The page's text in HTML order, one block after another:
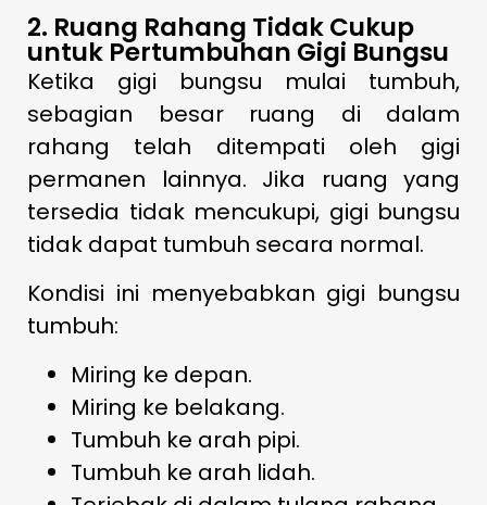
2. Ruang Rahang Tidak Cukup
untuk Pertumbuhan Gigi Bungsu
Ketika gigi bungsu mulai tumbuh,
sebagian besar ruang di dalam
rahang telah ditempati oleh gigi
permanen lainnya. Jika ruang yang
tersedia tidak mencukupi, gigi bungsu
tidak dapat tumbuh secara normal.
Kondisi ini menyebabkan gigi bungsu
tumbuh:
Miring ke depan.
Miring ke belakang.
Tumbuh ke arah pipi.
Tumbuh ke arah lidah.